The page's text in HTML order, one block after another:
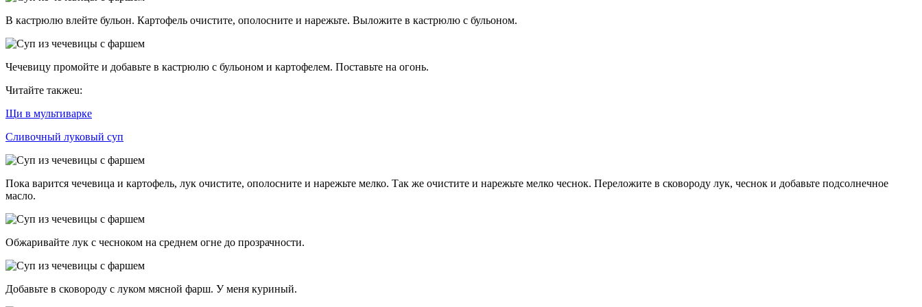
В кастрюлю влейте бульон. Картофель очистите, ополосните и нарежьте. Выложите в кастрюлю с бульоном.
Чечевицу промойте и добавьте в кастрюлю с бульоном и картофелем. Поставьте на огонь.
Читайте такжеu:
Щи в мультиварке
Сливочный луковый суп
Пока варится чечевица и картофель, лук очистите, ополосните и нарежьте мелко. Так же очистите и нарежьте мелко чеснок. Переложите в сковороду лук, чеснок и добавьте подсолнечное
масло.
Обжаривайте лук с чесноком на среднем огне до прозрачности.
Добавьте в сковороду с луком мясной фарш. У меня куриный.